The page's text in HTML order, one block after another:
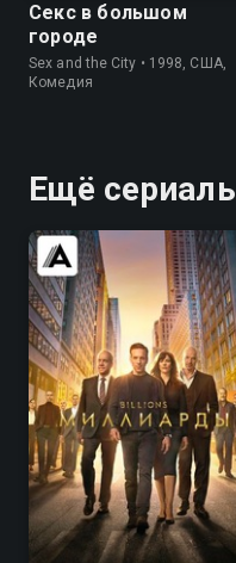
Секс в большом
городе
Sex and the City • 1998, США,
Комедия
Ещё
8.4 8.3